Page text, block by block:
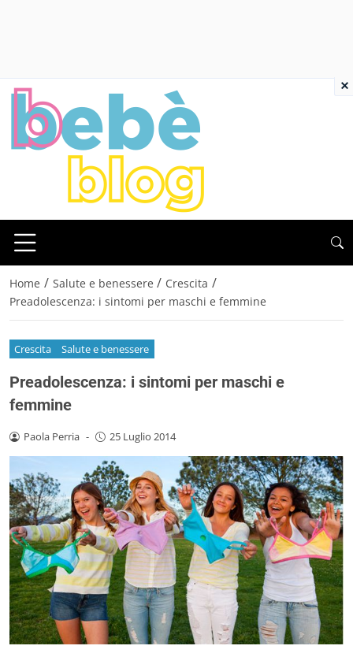
Home / Salute e benessere / Crescita /
Preadolescenza: i sintomi per maschi e femmine
Crescita Salute e benessere
Preadolescenza: i sintomi per maschi e
femmine
Paola Perria - 25 Luglio 2014
×